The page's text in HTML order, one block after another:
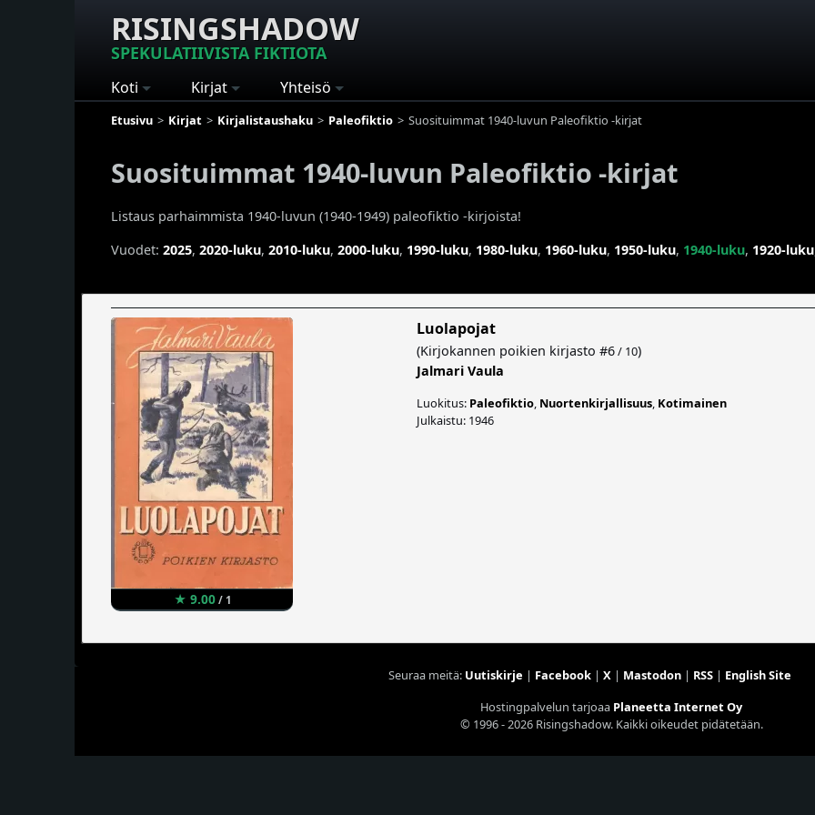
RISINGSHADOW
SPEKULATIIVISTA FIKTIOTA
Koti Kirjat Yhteisö
Etusivu Kirjat Kirjalistaushaku Paleofiktio Suosituimmat 1940-luvun Paleofiktio -kirjat
Suosituimmat 1940-luvun Paleofiktio -kirjat
Listaus parhaimmista 1940-luvun (1940-1949) paleofiktio -kirjoista!
Vuodet: 2025, 2020-luku, 2010-luku, 2000-luku, 1990-luku, 1980-luku, 1960-luku, 1950-luku, 1940-luku, 1920-luku
★ 9.00/ 1
Luolapojat
(Kirjokannen poikien kirjasto #6/ 10)
Jalmari Vaula
Luokitus: Paleofiktio, Nuortenkirjallisuus, Kotimainen
Julkaistu: 1946
Seuraa meitä: Uutiskirje | Facebook| X| Mastodon| RSS| English Site
Hostingpalvelun tarjoaa Planeetta Internet Oy
© 1996 - 2026 Risingshadow. Kaikki oikeudet pidätetään.